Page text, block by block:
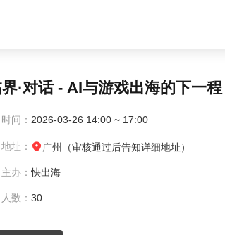
·对话 - AI与游戏出海的下一程
时间： 2026-03-26 14:00 ~ 17:00
地址： 广州（审核通过后告知详细地址）
主办：快出海
人数： 30